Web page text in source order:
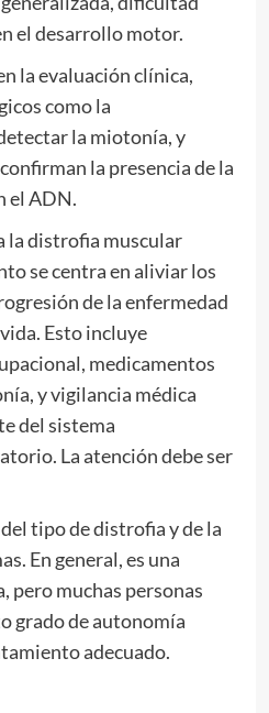
el desarrollo motor.
la evaluación clínica,
como la
la miotonía, y
la presencia de la
el ADN.
la distrofia muscular
se centra en aliviar los
de la enfermedad
Esto incluye
medicamentos
y vigilancia médica
del sistema
La atención debe ser
tipo de distrofia y de la
En general, es una
pero muchas personas
grado de autonomía
adecuado.